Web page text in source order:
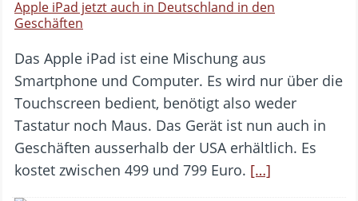
Apple iPad jetzt auch in Deutschland in den
Geschäften
Das Apple iPad ist eine Mischung aus
Smartphone und Computer. Es wird nur über die
Touchscreen bedient, benötigt also weder
Tastatur noch Maus. Das Gerät ist nun auch in
Geschäften ausserhalb der USA erhältlich. Es
kostet zwischen 499 und 799 Euro. […]